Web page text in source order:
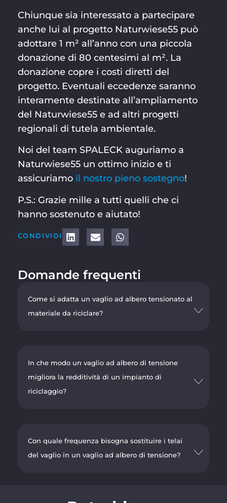
Chiunque sia interessato a partecipare
anche lui al progetto Naturwiese55 può
adottare 1 m² all’anno con una piccola
donazione di 80 centesimi al m². La
donazione copre i costi diretti del
progetto. Eventuali eccedenze saranno
interamente destinate all’ampliamento
del Naturwiese55 e ad altri progetti
regionali di tutela ambientale.
Noi del team SPALECK auguriamo a
Naturwiese55 un ottimo inizio e ti
assicuriamo il nostro pieno sostegno!
P.S.: Grazie mille a tutti quelli che ci
hanno sostenuto e aiutato!
CONDIVIDI
Domande frequenti
Come si adatta un vaglio ad albero tensionato al
materiale da riciclare?
In che modo un vaglio ad albero di tensione
migliora la redditività di un impianto di
riciclaggio?
Con quale frequenza bisogna sostituire i telai
del vaglio in un vaglio ad albero di tensione?